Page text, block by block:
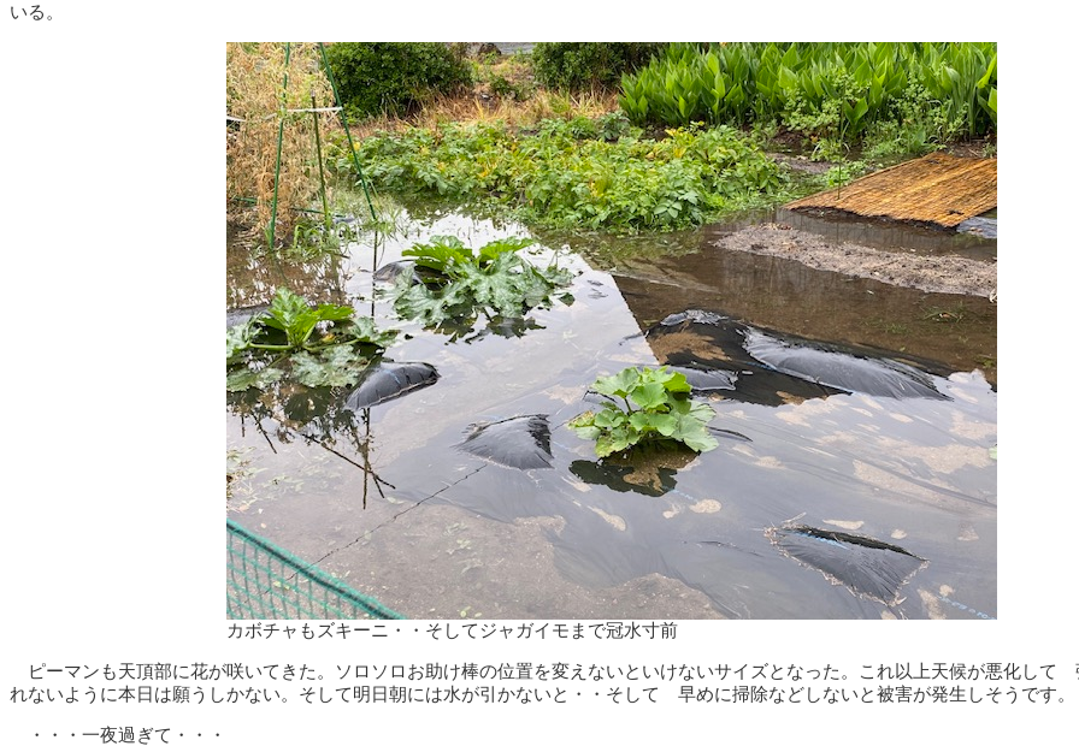
いる。
カボチャもズキーニ・・そしてジャガイモまで冠水寸前
ピーマンも天頂部に花が咲いてきた。ソロソロお助け棒の位置を変えないといけないサイズとなった。これ以上天候が悪化して
れないように本日は願うしかない。そして明日朝には水が引かないと・・そして 早めに掃除などしないと被害が発生しそうです。
・・・一夜過ぎて・・・